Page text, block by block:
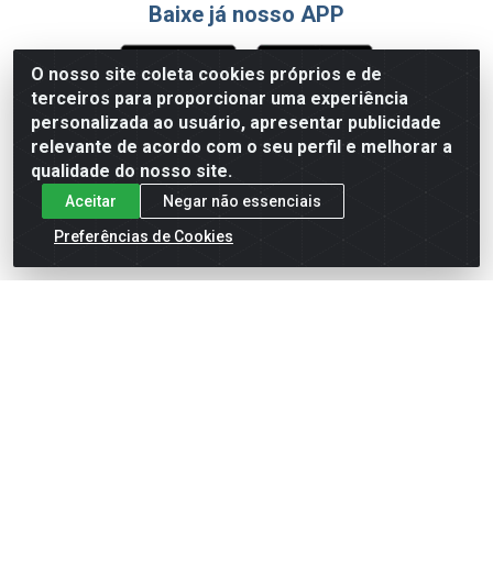
O nosso site coleta cookies próprios e de
terceiros para proporcionar uma experiência
personalizada ao usuário, apresentar publicidade
relevante de acordo com o seu perfil e melhorar a
qualidade do nosso site.
Aceitar
Negar não essenciais
Preferências de Cookies
Baixe já nosso APP
Formas de Pagamento